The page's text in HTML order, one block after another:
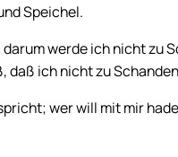
Speichel.
darum werde ich nicht
daß ich nicht zu
wer will mit mir